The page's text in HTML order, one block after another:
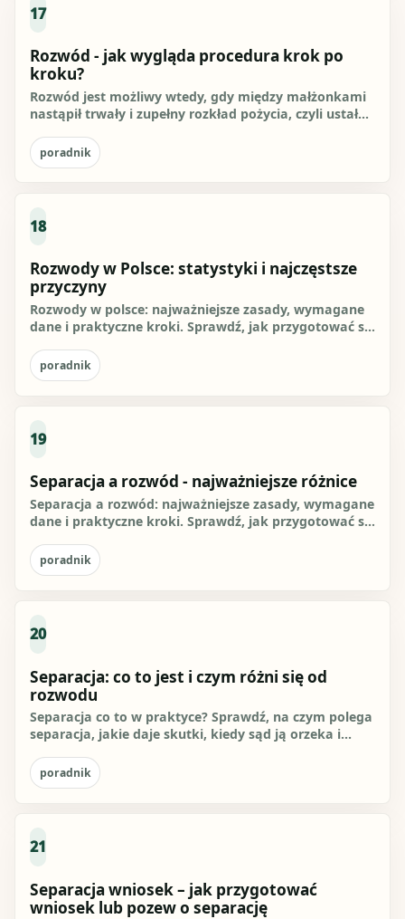
17
Rozwód - jak wygląda procedura krok po
kroku?
Rozwód jest możliwy wtedy, gdy między małżonkami
nastąpił trwały i zupełny rozkład pożycia, czyli ustały
poradnik
18
Rozwody w Polsce: statystyki i najczęstsze
przyczyny
Rozwody w polsce: najważniejsze zasady, wymagane
dane i praktyczne kroki. Sprawdź, jak przygotować się
poradnik
19
Separacja a rozwód - najważniejsze różnice
Separacja a rozwód: najważniejsze zasady, wymagane
dane i praktyczne kroki. Sprawdź, jak przygotować się
poradnik
20
Separacja: co to jest i czym różni się od
rozwodu
Separacja co to w praktyce? Sprawdź, na czym polega
separacja, jakie daje skutki, kiedy sąd ją orzeka i
poradnik
21
Separacja wniosek – jak przygotować
wniosek lub pozew o separację